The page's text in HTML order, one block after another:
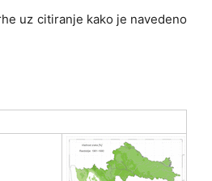
uz citiranje kako je navedeno